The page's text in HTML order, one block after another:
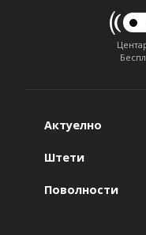
Актуелно
Штети
Поволности